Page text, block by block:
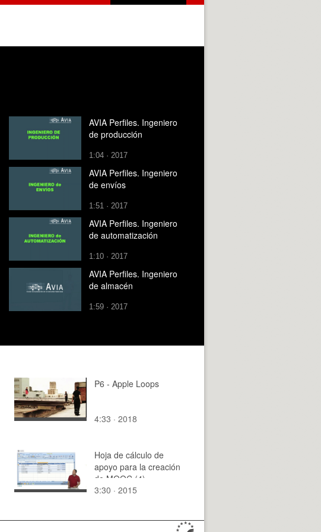
AVIA Perfiles. Ingeniero
de producción
1:04 · 2017
AVIA Perfiles. Ingeniero
de envíos
1:51 · 2017
AVIA Perfiles. Ingeniero
de automatización
1:10 · 2017
AVIA Perfiles. Ingeniero
de almacén
1:59 · 2017
P6 - Apple Loops
4:33 · 2018
Hoja de cálculo de
apoyo para la creación
de MOOC (4)
3:30 · 2015